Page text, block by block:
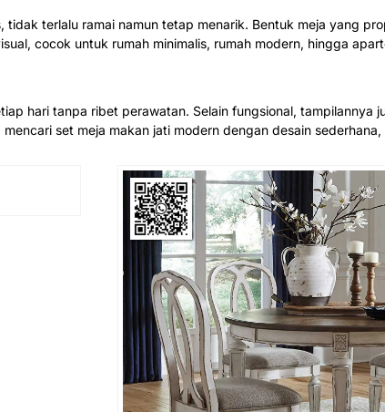
tidak terlalu ramai namun tetap menarik. Bentuk meja yang
cocok untuk rumah minimalis, rumah modern, hingga
hari tanpa ribet perawatan. Selain fungsional, tampilannya
set meja makan jati modern dengan desain